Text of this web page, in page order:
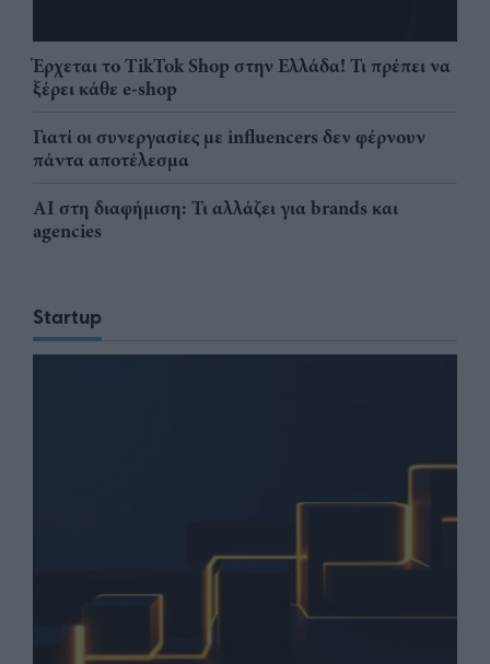
Έρχεται το TikTok Shop στην Ελλάδα! Τι πρέπει να
ξέρει κάθε e-shop
Γιατί οι συνεργασίες με influencers δεν φέρνουν
πάντα αποτέλεσμα
AI στη διαφήμιση: Τι αλλάζει για brands και
agencies
Startup